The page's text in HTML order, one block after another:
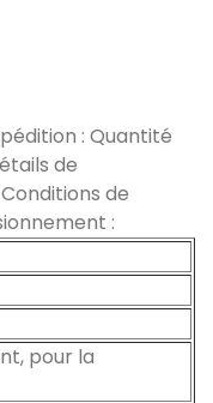
: Quantité
de
de
:
pour la